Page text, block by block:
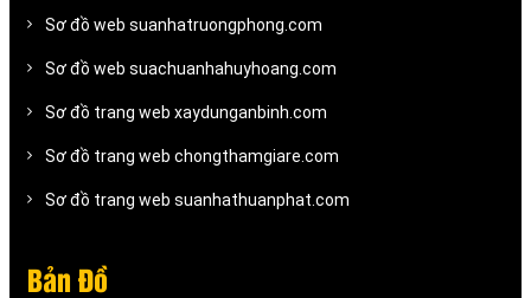
Sơ đồ web suanhatruongphong.com
Sơ đồ web suachuanhahuyhoang.com
Sơ đồ trang web xaydunganbinh.com
Sơ đồ trang web chongthamgiare.com
Sơ đồ trang web suanhathuanphat.com
Bản Đồ